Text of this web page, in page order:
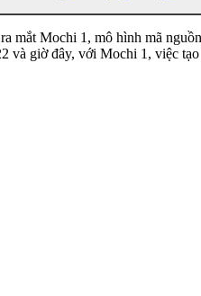
mắt Mochi 1, mô hình mã
và giờ đây, với Mochi 1, việc